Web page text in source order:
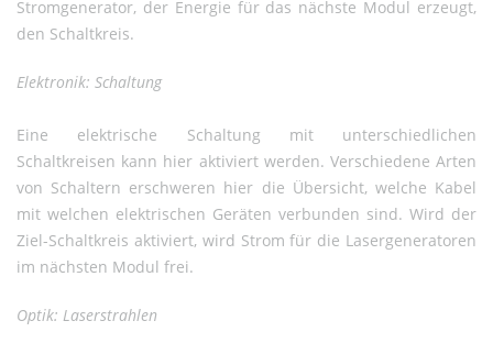
Stromgenerator, der Energie für das nächste Modul erzeugt,
den Schaltkreis.
Elektronik: Schaltung
Eine elektrische Schaltung mit unterschiedlichen
Schaltkreisen kann hier aktiviert werden. Verschiedene Arten
von Schaltern erschweren hier die Übersicht, welche Kabel
mit welchen elektrischen Geräten verbunden sind. Wird der
Ziel-Schaltkreis aktiviert, wird Strom für die Lasergeneratoren
im nächsten Modul frei.
Optik: Laserstrahlen